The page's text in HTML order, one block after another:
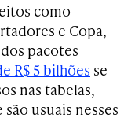
como
e Copa,
pacotes
R$ 5 bilhões se
nas tabelas,
usuais nesses